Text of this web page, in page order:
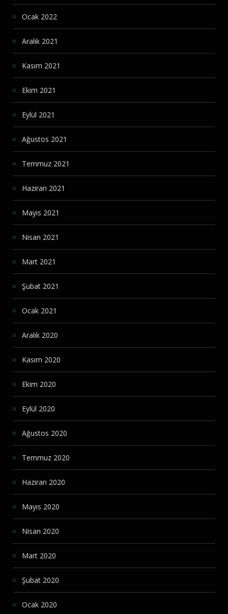
Ocak 2022
Aralık 2021
Kasım 2021
Ekim 2021
Eylül 2021
Ağustos 2021
Temmuz 2021
Haziran 2021
Mayıs 2021
Nisan 2021
Mart 2021
Şubat 2021
Ocak 2021
Aralık 2020
Kasım 2020
Ekim 2020
Eylül 2020
Ağustos 2020
Temmuz 2020
Haziran 2020
Mayıs 2020
Nisan 2020
Mart 2020
Şubat 2020
Ocak 2020